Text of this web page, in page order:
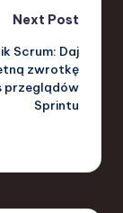
Next Post
Scrum: Daj
zwrotkę
przeglądów
Sprintu